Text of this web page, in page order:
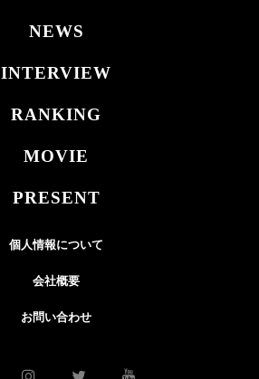
NEWS
INTERVIEW
RANKING
MOVIE
PRESENT
個人情報について
会社概要
お問い合わせ